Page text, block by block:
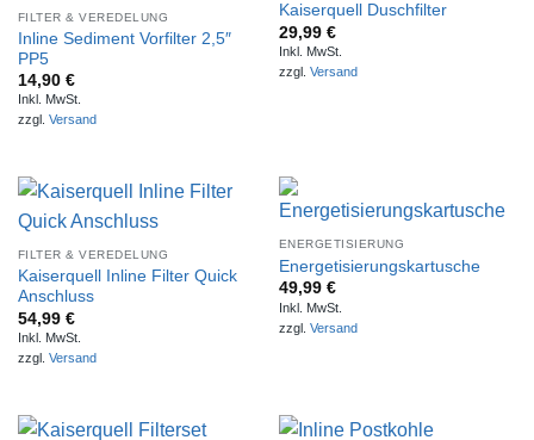
FILTER & VEREDELUNG
Inline Sediment Vorfilter 2,5″
PP5
14,90 €
Inkl. MwSt.
zzgl. Versand
Kaiserquell Duschfilter
29,99 €
Inkl. MwSt.
zzgl. Versand
FILTER & VEREDELUNG
Kaiserquell Inline Filter Quick
Anschluss
54,99 €
Inkl. MwSt.
zzgl. Versand
ENERGETISIERUNG
Energetisierungskartusche
49,99 €
Inkl. MwSt.
zzgl. Versand